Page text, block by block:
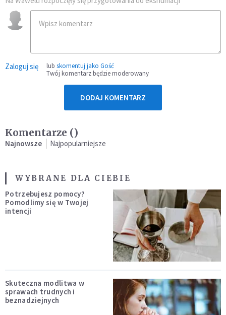
Zaloguj się lub skomentuj jako Gość
Twój komentarz będzie moderowany
DODAJ KOMENTARZ
Komentarze ()
Najnowsze Najpopularniejsze
WYBRANE DLA CIEBIE
Potrzebujesz pomocy?
Pomodlimy się w Twojej
intencji
Skuteczna modlitwa w
sprawach trudnych i
beznadziejnych